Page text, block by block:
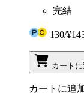
完結
130/
カート
カートに追